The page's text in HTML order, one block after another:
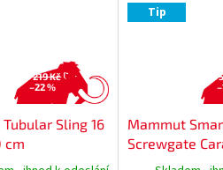
219 Kč
–22 %
Sling 16
cm
Tip
Mammut
Screwgate